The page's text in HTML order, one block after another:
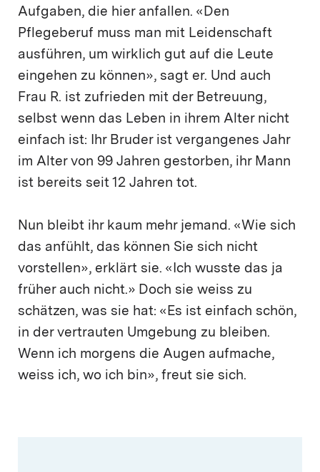
Aufgaben, die hier anfallen. «Den
Pflegeberuf muss man mit Leidenschaft
ausführen, um wirklich gut auf die Leute
eingehen zu können», sagt er. Und auch
Frau R. ist zufrieden mit der Betreuung,
selbst wenn das Leben in ihrem Alter nicht
einfach ist: Ihr Bruder ist vergangenes Jahr
im Alter von 99 Jahren gestorben, ihr Mann
ist bereits seit 12 Jahren tot.
Nun bleibt ihr kaum mehr jemand. «Wie sich
das anfühlt, das können Sie sich nicht
vorstellen», erklärt sie. «Ich wusste das ja
früher auch nicht.» Doch sie weiss zu
schätzen, was sie hat: «Es ist einfach schön,
in der vertrauten Umgebung zu bleiben.
Wenn ich morgens die Augen aufmache,
weiss ich, wo ich bin», freut sie sich.